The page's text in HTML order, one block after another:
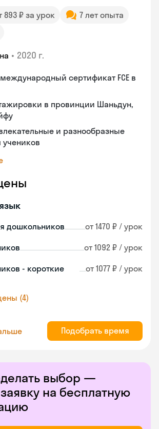
893 ₽ за урок
7 лет опыта
• 2020 г.
сертификат FCE в
в провинции Шаньдун,
и разнообразные
учеников
дошкольников от 1470 ₽ / урок
от 1092 ₽ / урок
- короткие
от 1077 ₽ / урок
(4)
Подобрать время
выбор —
на бесплатную